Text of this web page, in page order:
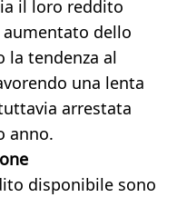
il loro reddito
dello
la tendenza al
una lenta
arrestata
anno.
disponibile sono